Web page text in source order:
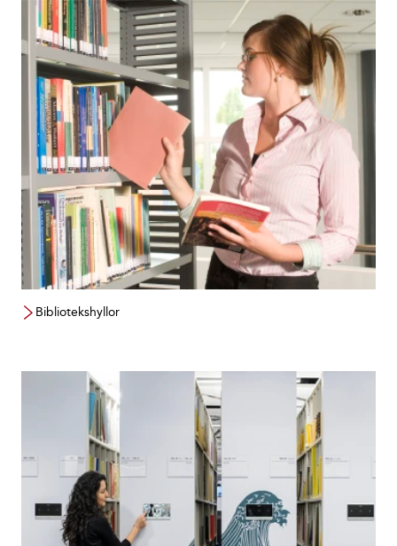
Bibliotek
Detaljhandel
Intelligenta Lager
Kontor
Museum
Sjukvård
Bibliotekshyllor